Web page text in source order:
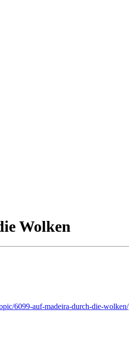
Wolken
6099-auf-madeira-durch-die-wolken/